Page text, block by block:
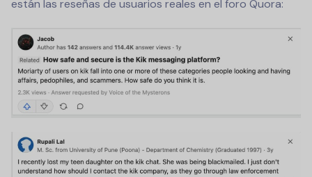
están las reseñas de usuarios reales en el foro Quora: